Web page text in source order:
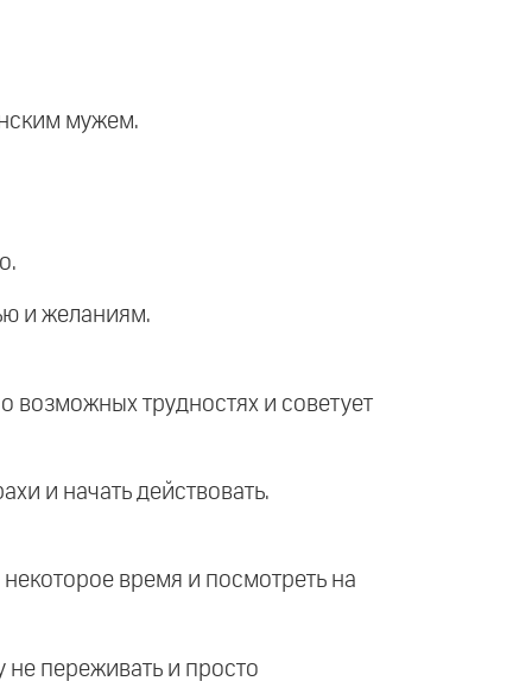
мужем.
и желаниям.
возможных трудностях и советует
и начать действовать.
время и посмотреть на
не переживать и просто